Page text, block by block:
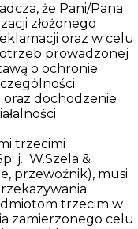
że Pani/Pana
złożonego
oraz w celu
prowadzonej
o ochronie
oraz dochodzenie
trzecimi
j. W.Szela &
przewoźnik), musi
trzecim w
zamierzonego celu